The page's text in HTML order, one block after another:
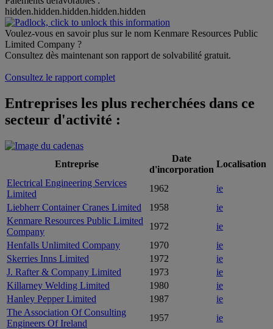
hidden.hidden.hidden.hidden.hidden
Voulez-vous en savoir plus sur le nom Kenmare Resources Public
Limited Company ?
Consultez dès maintenant son rapport de solvabilité gratuit.
Consultez le rapport complet
Entreprises les plus recherchées dans ce
secteur d'activité :
Entreprise
Date
d'incorporation
Localisation
Electrical Engineering Services
Limited
1962
ie
Liebherr Container Cranes Limited
1958
ie
Kenmare Resources Public Limited
Company
1972
ie
Henfalls Unlimited Company
1970
ie
Skerries Inns Limited
1972
ie
J. Rafter & Company Limited
1973
ie
Killarney Welding Limited
1980
ie
Hanley Pepper Limited
1987
ie
The Association Of Consulting
Engineers Of Ireland
1957
ie